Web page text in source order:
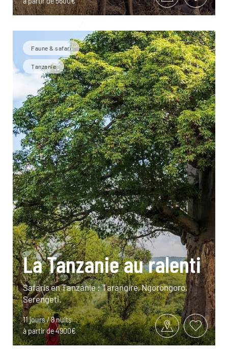
Faune & safari
Tanzanie
La Tanzanie au ralenti
Safaris en Tanzanie : Tarangire, Ngorongoro,
Serengeti.
11 jours / 8 nuits
à partir de 4900€